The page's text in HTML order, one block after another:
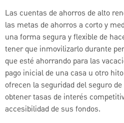
Las cuentas de ahorros de alto
las metas de ahorros a corto y
una forma segura y flexible de
tener que inmovilizarlo durante
que esté ahorrando para las
pago inicial de una casa u otro
ofrecen la seguridad del seguro
obtener tasas de interés
accesibilidad de sus fondos.